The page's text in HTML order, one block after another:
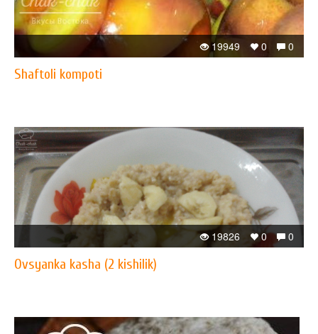
0
0
19949
Shaftoli kompoti
0
0
19826
Ovsyanka kasha (2 kishilik)